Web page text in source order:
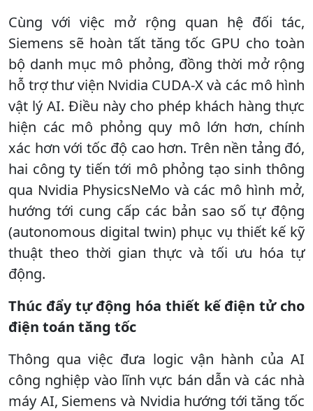
Cùng với việc mở rộng quan hệ đối tác,
Siemens sẽ hoàn tất tăng tốc GPU cho toàn
bộ danh mục mô phỏng, đồng thời mở rộng
hỗ trợ thư viện Nvidia CUDA-X và các mô hình
vật lý AI. Điều này cho phép khách hàng thực
hiện các mô phỏng quy mô lớn hơn, chính
xác hơn với tốc độ cao hơn. Trên nền tảng đó,
hai công ty tiến tới mô phỏng tạo sinh thông
qua Nvidia PhysicsNeMo và các mô hình mở,
hướng tới cung cấp các bản sao số tự động
(autonomous digital twin) phục vụ thiết kế kỹ
thuật theo thời gian thực và tối ưu hóa tự
động.
Thúc đẩy tự động hóa thiết kế điện tử cho
điện toán tăng tốc
Thông qua việc đưa logic vận hành của AI
công nghiệp vào lĩnh vực bán dẫn và các nhà
máy AI, Siemens và Nvidia hướng tới tăng tốc